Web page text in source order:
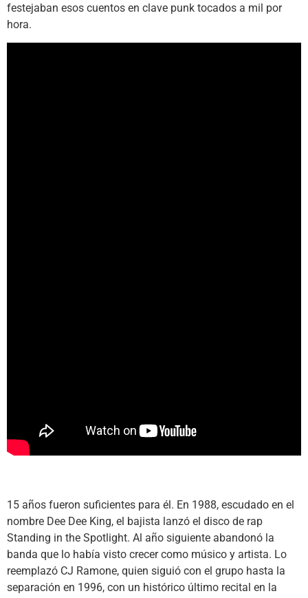
festejaban esos cuentos en clave punk tocados a mil por
hora.
15 años fueron suficientes para él. En 1988, escudado en el
nombre Dee Dee King, el bajista lanzó el disco de rap
Standing in the Spotlight. Al año siguiente abandonó la
banda que lo había visto crecer como músico y artista. Lo
reemplazó CJ Ramone, quien siguió con el grupo hasta la
separación en 1996, con un histórico último recital en la